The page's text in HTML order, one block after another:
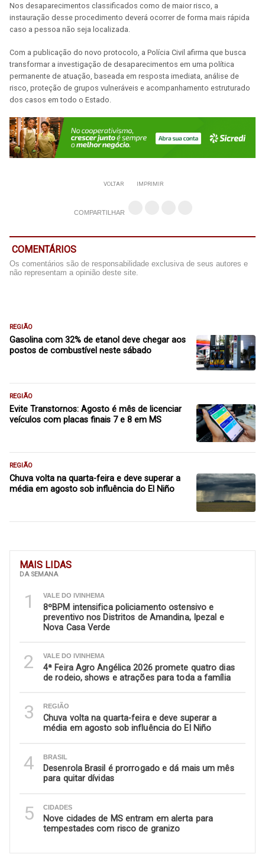
MAIS LIDAS
DA SEMANA
1 VALE DO IVINHEMA
8ºBPM intensifica policiamento ostensivo e
preventivo nos Distritos de Amandina, Ipezal e
Nova Casa Verde
2 VALE DO IVINHEMA
4ª Feira Agro Angélica 2026 promete quatro dias
de rodeio, shows e atrações para toda a família
3 REGIÃO
Chuva volta na quarta-feira e deve superar a
média em agosto sob influência do El Niño
4 BRASIL
Desenrola Brasil é prorrogado e dá mais um mês
para quitar dívidas
5 CIDADES
Nove cidades de MS entram em alerta para
tempestades com risco de granizo
Nos desaparecimentos classificados como de maior risco, a
instauração desse procedimento deverá ocorrer de forma mais rápida
caso a pessoa não seja localizada.
Com a publicação do novo protocolo, a Polícia Civil afirma que busca
transformar a investigação de desaparecimentos em uma política
permanente de atuação, baseada em resposta imediata, análise de
risco, proteção de grupos vulneráveis e acompanhamento estruturado
dos casos em todo o Estado.
VOLTAR IMPRIMIR
COMPARTILHAR
COMENTÁRIOS
Os comentários são de responsabilidade exclusiva de seus autores e
não representam a opinião deste site.
REGIÃO
Gasolina com 32% de etanol deve chegar aos
postos de combustível neste sábado
REGIÃO
Evite Transtornos: Agosto é mês de licenciar
veículos com placas finais 7 e 8 em MS
REGIÃO
Chuva volta na quarta-feira e deve superar a
média em agosto sob influência do El Niño